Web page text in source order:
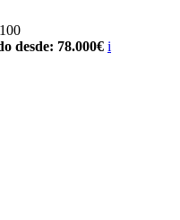
desde: 78.000€ i